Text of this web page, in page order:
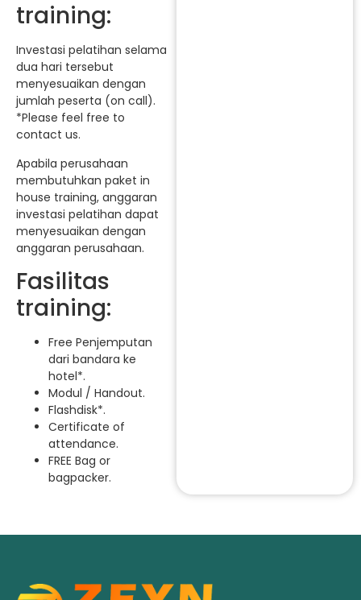
training:
Investasi pelatihan selama
dua hari tersebut
menyesuaikan dengan
jumlah peserta (on call).
*Please feel free to
contact us.
Apabila perusahaan
membutuhkan paket in
house training, anggaran
investasi pelatihan dapat
menyesuaikan dengan
anggaran perusahaan.
Fasilitas
training:
Free Penjemputan
dari bandara ke
hotel*.
Modul / Handout.
Flashdisk*.
Certificate of
attendance.
FREE Bag or
bagpacker.